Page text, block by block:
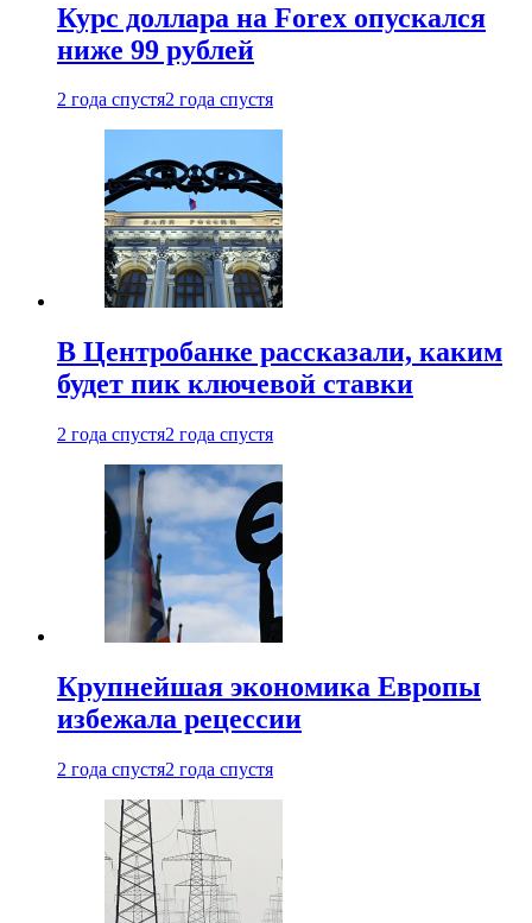
Курс доллара на Forex опускался
ниже 99 рублей
2 года спустя2 года спустя
В Центробанке рассказали, каким
будет пик ключевой ставки
2 года спустя2 года спустя
Крупнейшая экономика Европы
избежала рецессии
2 года спустя2 года спустя